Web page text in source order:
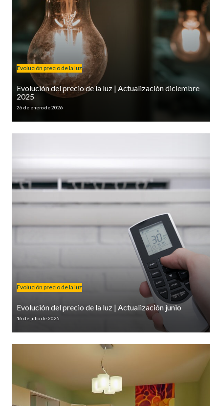
Evolución precio de la luz
Evolución del precio de la luz | Actualización diciembre
2025
26 de enero de 2026
Evolución precio de la luz
Evolución del precio de la luz | Actualización junio
16 de julio de 2025